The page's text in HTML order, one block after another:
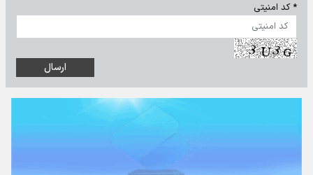
* کد امنیتی